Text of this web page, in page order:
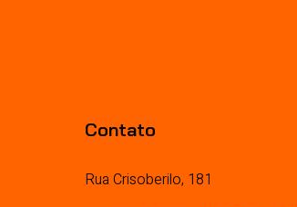
Contato
Rua Crisoberilo, 181